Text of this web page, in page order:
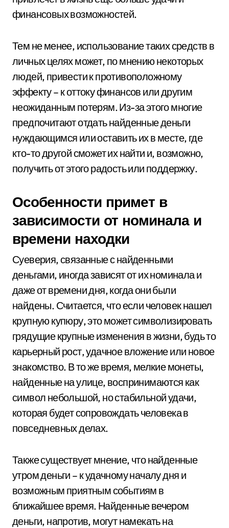
финансовых возможностей.
Тем не менее, использование таких средств в
личных целях может, по мнению некоторых
людей, привести к противоположному
эффекту – к оттоку финансов или другим
неожиданным потерям. Из-за этого многие
предпочитают отдать найденные деньги
нуждающимся или оставить их в месте, где
кто-то другой сможет их найти и, возможно,
получить от этого радость или поддержку.
Особенности примет в
зависимости от номинала и
времени находки
Суеверия, связанные с найденными
деньгами, иногда зависят от их номинала и
даже от времени дня, когда они были
найдены. Считается, что если человек нашел
крупную купюру, это может символизировать
грядущие крупные изменения в жизни, будь то
карьерный рост, удачное вложение или новое
знакомство. В то же время, мелкие монеты,
найденные на улице, воспринимаются как
символ небольшой, но стабильной удачи,
которая будет сопровождать человека в
повседневных делах.
Также существует мнение, что найденные
утром деньги – к удачному началу дня и
возможным приятным событиям в
ближайшее время. Найденные вечером
деньги, напротив, могут намекать на